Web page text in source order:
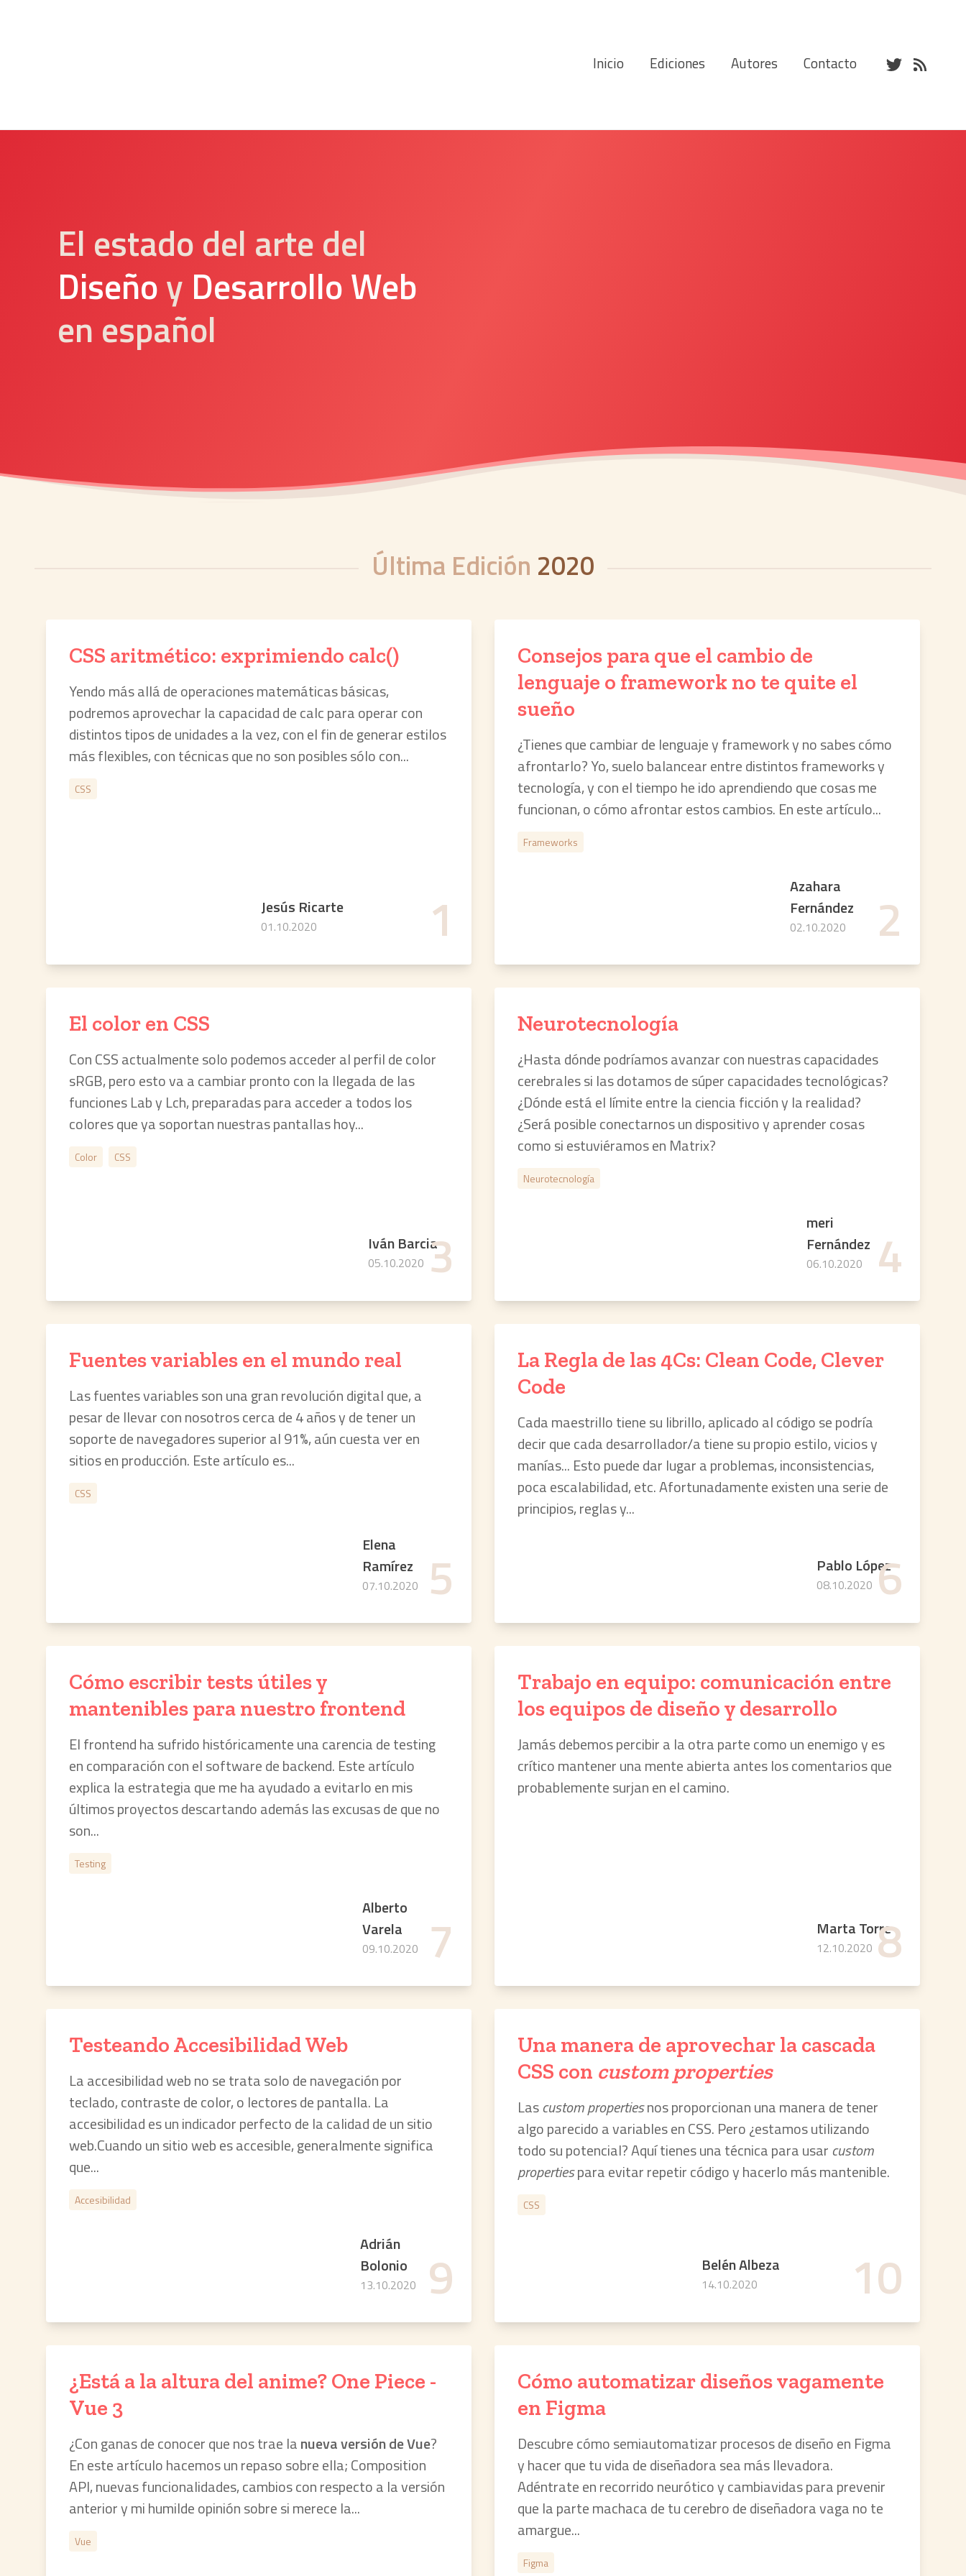
Inicio Ediciones Autores Contacto
El estado del artedel
Diseñoy Desarrollo Web
en español
Última Edición 2020
1
CSS aritmético: exprimiendo calc()
Yendo más allá de operaciones matemáticas básicas,
podremos aprovechar la capacidad de calc para operar con
distintos tipos de unidades a la vez, con el fin de generar estilos
más flexibles, con técnicas que no son posibles sólo con...
CSS
Jesús Ricarte
01.10.2020 2
Consejos para que el cambio de
lenguaje o framework no te quite el
sueño
¿Tienes que cambiar de lenguaje y framework y no sabes cómo
afrontarlo? Yo, suelo balancear entre distintos frameworks y
tecnología, y con el tiempo he ido aprendiendo que cosas me
funcionan, o cómo afrontar estos cambios. En este artículo...
Frameworks
Azahara
Fernández
02.10.2020
3
El color en CSS
Con CSS actualmente solo podemos acceder al perfil de color
sRGB, pero esto va a cambiar pronto con la llegada de las
funciones Lab y Lch, preparadas para acceder a todos los
colores que ya soportan nuestras pantallas hoy...
Color CSS
Iván Barcia
05.10.2020 4
Neurotecnología
¿Hasta dónde podríamos avanzar con nuestras capacidades
cerebrales si las dotamos de súper capacidades tecnológicas?
¿Dónde está el límite entre la ciencia ficción y la realidad?
¿Será posible conectarnos un dispositivo y aprender cosas
como si estuviéramos en Matrix?
Neurotecnología
meri
Fernández
06.10.2020
5
Fuentes variables en el mundo real
Las fuentes variables son una gran revolución digital que, a
pesar de llevar con nosotros cerca de 4 años y de tener un
soporte de navegadores superior al 91%, aún cuesta ver en
sitios en producción. Este artículo es...
CSS
Elena
Ramírez
07.10.2020 6
La Regla de las 4Cs: Clean Code, Clever
Code
Cada maestrillo tiene su librillo, aplicado al código se podría
decir que cada desarrollador/a tiene su propio estilo, vicios y
manías... Esto puede dar lugar a problemas, inconsistencias,
poca escalabilidad, etc. Afortunadamente existen una serie de
principios, reglas y...
Pablo López
08.10.2020
7
Cómo escribir tests útiles y
mantenibles para nuestro frontend
El frontend ha sufrido históricamente una carencia de testing
en comparación con el software de backend. Este artículo
explica la estrategia que me ha ayudado a evitarlo en mis
últimos proyectos descartando además las excusas de que no
son...
Testing
Alberto
Varela
09.10.2020 8
Trabajo en equipo: comunicación entre
los equipos de diseño y desarrollo
Jamás debemos percibir a la otra parte como un enemigo y es
crítico mantener una mente abierta antes los comentarios que
probablemente surjan en el camino.
Marta Torre
12.10.2020
9
Testeando Accesibilidad Web
La accesibilidad web no se trata solo de navegación por
teclado, contraste de color, o lectores de pantalla. La
accesibilidad es un indicador perfecto de la calidad de un sitio
web.Cuando un sitio web es accesible, generalmente significa
que...
Accesibilidad
Adrián
Bolonio
13.10.2020 10
Una manera de aprovechar la cascada
CSS con custom properties
Lascustom propertiesnos proporcionan una manera de tener
algo parecido a variables en CSS. Pero ¿estamos utilizando
todo su potencial? Aquí tienes una técnica para usar custom
propertiespara evitar repetir código y hacerlo más mantenible.
CSS
Belén Albeza
14.10.2020
¿Está a la altura del anime? One Piece -
Vue 3
¿Con ganas de conocer que nos trae lanueva versión de Vue?
En este artículo hacemos un repaso sobre ella; Composition
API, nuevas funcionalidades, cambios con respecto a la versión
anterior y mi humilde opinión sobre si merece la...
Vue
Cómo automatizar diseños vagamente
en Figma
Descubre cómo semiautomatizar procesos de diseño en Figma
y hacer que tu vida de diseñadora sea más llevadora.
Adéntrate en recorrido neurótico y cambiavidas para prevenir
que la parte machaca de tu cerebro de diseñadora vaga no te
amargue...
Figma